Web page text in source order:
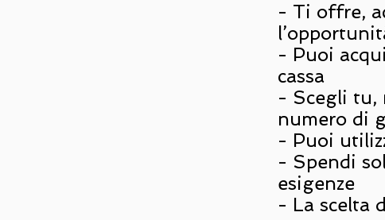
- Ti offre,
- Puoi
cassa
- Scegli tu,
numero di
- Puoi
- Spendi
esigenze
- La scelta